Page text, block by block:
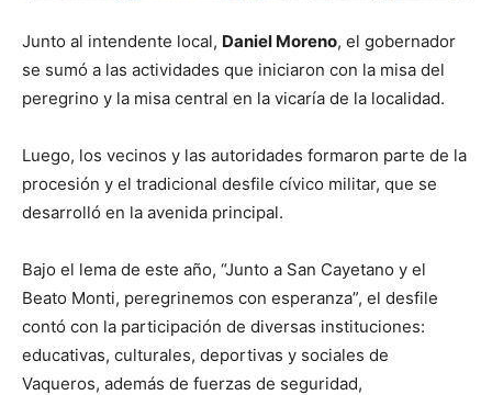
Junto al intendente local, Daniel Moreno, el gobernador
se sumó a las actividades que iniciaron con la misa del
peregrino y la misa central en la vicaría de la localidad.
Luego, los vecinos y las autoridades formaron parte de la
procesión y el tradicional desfile cívico militar, que se
desarrolló en la avenida principal.
Bajo el lema de este año, “Junto a San Cayetano y el
Beato Monti, peregrinemos con esperanza”, el desfile
contó con la participación de diversas instituciones:
educativas, culturales, deportivas y sociales de
Vaqueros, además de fuerzas de seguridad,